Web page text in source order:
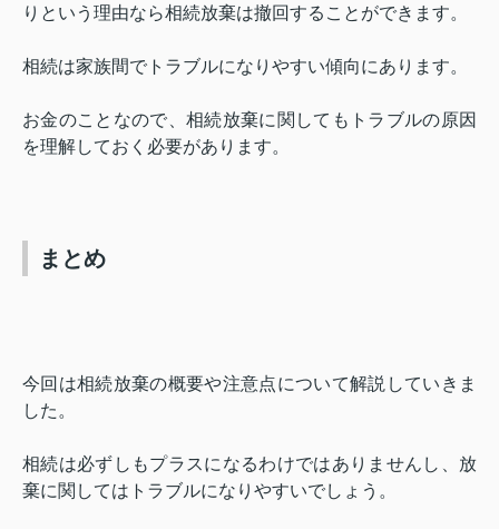
りという理由なら相続放棄は撤回することができます。
相続は家族間でトラブルになりやすい傾向にあります。
お金のことなので、相続放棄に関してもトラブルの原因
を理解しておく必要があります。
まとめ
今回は相続放棄の概要や注意点について解説していきま
した。
相続は必ずしもプラスになるわけではありませんし、放
棄に関してはトラブルになりやすいでしょう。